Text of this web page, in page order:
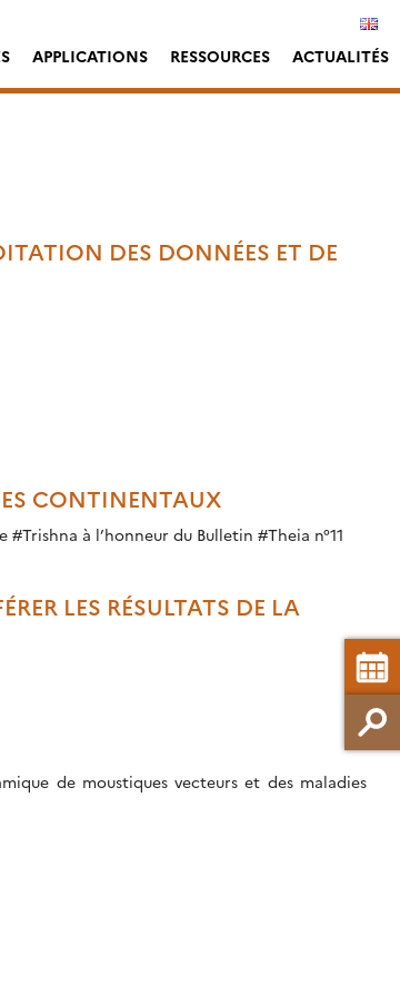
APPLICATIONS RESSOURCES ACTUALITÉS
DES DONNÉES ET DE
CONTINENTAUX
ou de l’urbain… Découvrez la mission franco-indienne #Trishna à l’honneur du Bulletin #Theia n°11
LES RÉSULTATS DE LA
de moustiques vecteurs et des maladies